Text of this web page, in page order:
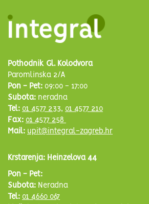
Pothodnik Gl. Kolodvora
Paromlinska 2/A
Pon - Pet: 09:00 - 17:00
Subota: neradna
Tel: 01 4577 233, 01 4577 210
Fax: 01 4577 258
Mail: upit@integral-zagreb.hr
Krstarenja: Heinzelova 44
Pon - Pet:
Subota: Neradna
Tel: 01 4660 067